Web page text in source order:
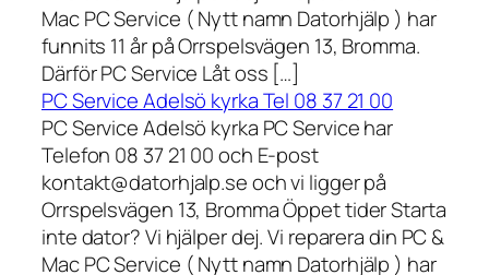
Mac PC Service ( Nytt namn Datorhjälp ) har
funnits 11 år på Orrspelsvägen 13, Bromma.
Därför PC Service Låt oss […]
PC Service Adelsö kyrka Tel 08 37 21 00
PC Service Adelsö kyrka PC Service har
Telefon 08 37 21 00 och E-post
kontakt@datorhjalp.se och vi ligger på
Orrspelsvägen 13, Bromma Öppet tider Starta
inte dator? Vi hjälper dej. Vi reparera din PC &
Mac PC Service ( Nytt namn Datorhjälp ) har